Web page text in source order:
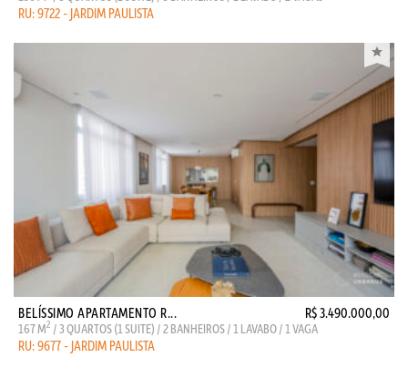
RU: 9722 - JARDIM PAULISTA
BELÍSSIMO APARTAMENTO R... R$ 3.490.000,00
167 M2 / 3 QUARTOS (1 SUITE) / 2 BANHEIROS / 1 LAVABO / 1 VAGA
RU: 9677 - JARDIM PAULISTA